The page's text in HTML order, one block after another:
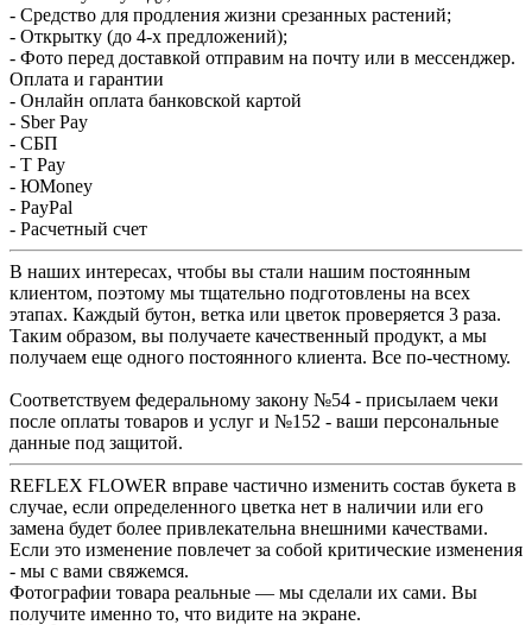
- Средство для продления жизни срезанных растений;
- Открытку (до 4-х предложений);
- Фото перед доставкой отправим на почту или в мессенджер.
Оплата и гарантии
- Онлайн оплата банковской картой
- Sber Pay
- СБП
- T Pay
- ЮMoney
- PayPal
- Расчетный счет
В наших интересах, чтобы вы стали нашим постоянным
клиентом, поэтому мы тщательно подготовлены на всех
этапах. Каждый бутон, ветка или цветок проверяется 3 раза.
Таким образом, вы получаете качественный продукт, а мы
получаем еще одного постоянного клиента. Все по-честному.
Соответствуем федеральному закону №54 - присылаем чеки
после оплаты товаров и услуг и №152 - ваши персональные
данные под защитой.
REFLEX FLOWER вправе частично изменить состав букета в
случае, если определенного цветка нет в наличии или его
замена будет более привлекательна внешними качествами.
Если это изменение повлечет за собой критические изменения
- мы с вами свяжемся.
Фотографии товара реальные — мы сделали их сами. Вы
получите именно то, что видите на экране.